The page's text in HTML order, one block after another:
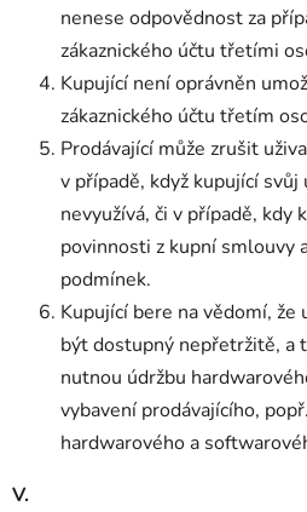
nenese odpovědnost za
zákaznického účtu třetími
Kupující není oprávněn
zákaznického účtu třetím
Prodávající může zrušit
v případě, když kupující
nevyužívá, či v případě, kdy
povinnosti z kupní smlouvy
podmínek.
Kupující bere na vědomí,
být dostupný nepřetržitě, a
nutnou údržbu
vybavení prodávajícího,
hardwarového a
V.